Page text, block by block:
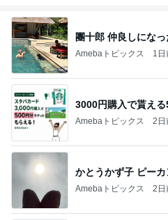
團十郎 仲良しにな
Amebaトピックス 1日
3000円購入で貰え
Amebaトピックス 2日
かとうかず子 ピーカ
Amebaトピックス 2日